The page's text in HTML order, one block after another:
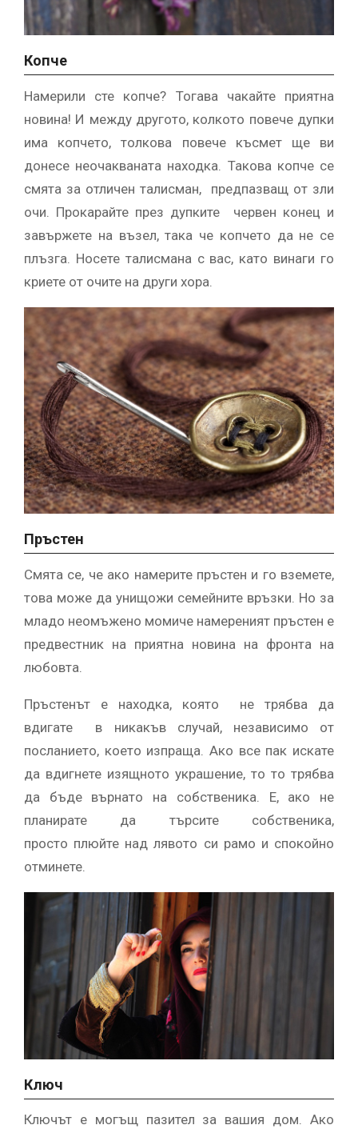
Копче
Намерили сте копче? Тогава чакайте приятна
новина! И между другото, колкото повече дупки
има копчето, толкова повече късмет ще ви
донесе неочакваната находка. Такова копче се
смята за отличен талисман, предпазващ от зли
очи. Прокарайте през дупките червен конец и
завържете на възел, така че копчето да не се
плъзга. Носете талисмана с вас, като винаги го
криете от очите на други хора.
Пръстен
Смята се, че ако намерите пръстен и го вземете,
това може да унищожи семейните връзки. Но за
младо неомъжено момиче намереният пръстен е
предвестник на приятна новина на фронта на
любовта.
Пръстенът е находка, която не трябва да
вдигате в никакъв случай, независимо от
посланието, което изпраща. Ако все пак искате
да вдигнете изящното украшение, то то трябва
да бъде върнато на собственика. Е, ако не
планирате да търсите собственика,
просто плюйте над лявото си рамо и спокойно
отминете.
Ключ
Ключът е могъщ пазител за вашия дом. Ако